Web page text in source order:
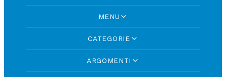
MENU
CATEGORIE
ARGOMENTI